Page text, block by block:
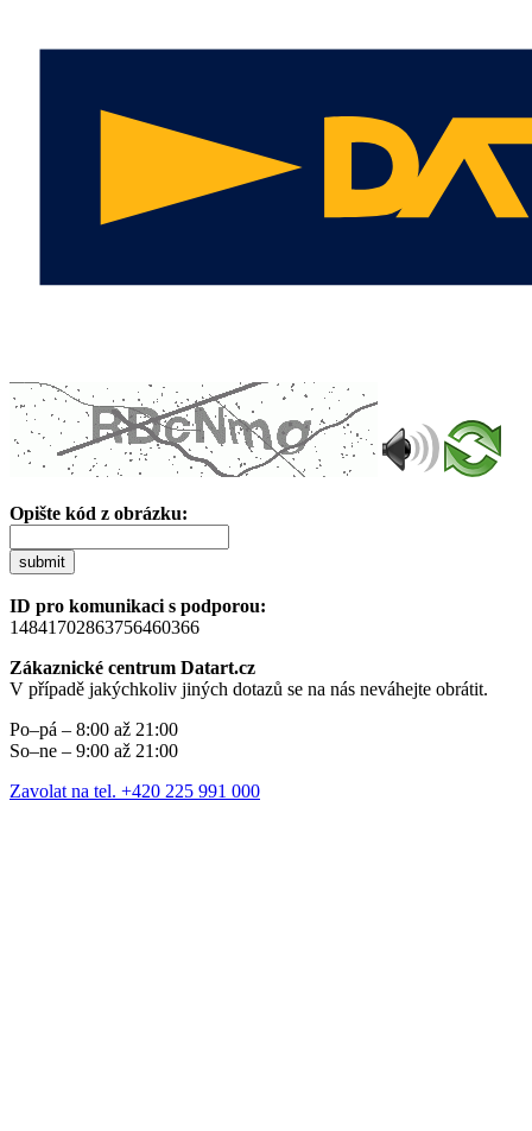
Opište kód z obrázku:
submit
ID pro komunikaci s podporou:
14841702863756460366
Zákaznické centrum Datart.cz
V případě jakýchkoliv jiných dotazů se na nás neváhejte obrátit.
Po–pá – 8:00 až 21:00
So–ne – 9:00 až 21:00
Zavolat na tel. +420 225 991 000